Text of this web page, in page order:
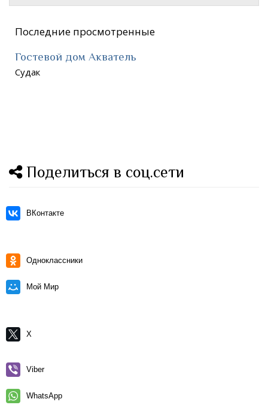
Последние просмотренные
Гостевой дом Акватель
Судак
Поделиться в соц.сети
ВКонтакте
Одноклассники
Мой Мир
X
Viber
WhatsApp